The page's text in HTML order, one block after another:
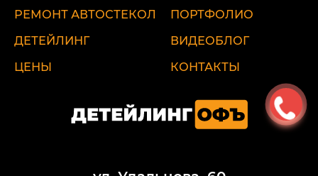
РЕМОНТ АВТОСТЕКОЛ
ДЕТЕЙЛИНГ
ЦЕНЫ
ПОРТФОЛИО
ВИДЕОБЛОГ
КОНТАКТЫ